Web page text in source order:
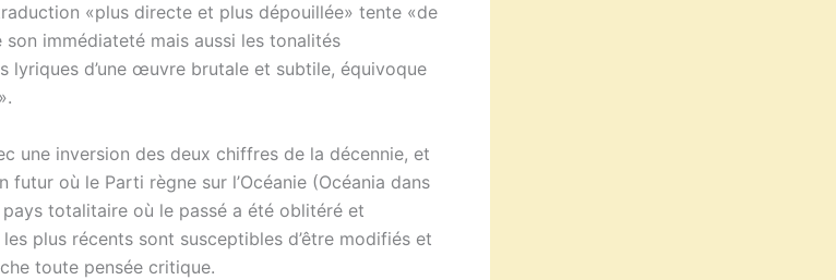
«plus directe et plus dépouillée» tente «de
immédiateté mais aussi les tonalités
lyriques d’une œuvre brutale et subtile, équivoque
une inversion des deux chiffres de la décennie, et
futur où le Parti règne sur l’Océanie (Océania dans
totalitaire où le passé a été oblitéré et
plus récents sont susceptibles d’être modifiés et
toute pensée critique.